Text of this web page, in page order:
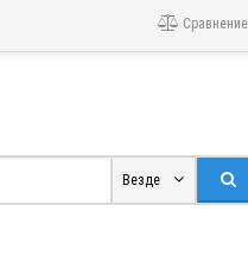
Везде